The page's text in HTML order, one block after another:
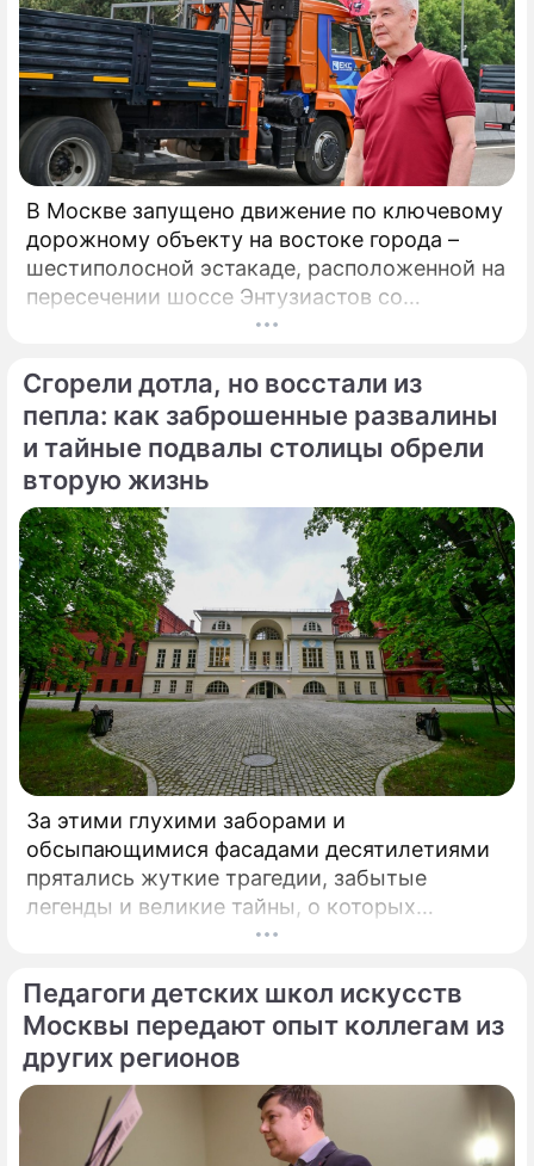
В Москве запущено движение по ключевому
дорожному объекту на востоке города –
шестиполосной эстакаде, расположенной на
пересечении шоссе Энтузиастов со
Свободным проспектом и Большим
открытия принял участие мэр Москвы
Сергей Собянин, который подчеркнул
стратегическую важность новой развязки
для разгрузки одного из самых проблемных
участков магистрали.
Сгорели дотла, но восстали из
пепла: как заброшенные развалины
и тайные подвалы столицы обрели
вторую жизнь
За этими глухими заборами и
обсыпающимися фасадами десятилетиями
прятались жуткие трагедии, забытые
легенды и великие тайны, о которых
миллионы прохожих даже не догадывались.
Педагоги детских школ искусств
Москвы передают опыт коллегам из
других регионов